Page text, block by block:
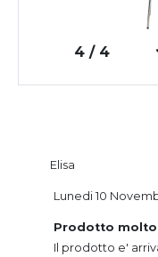
4 / 4
Elisa
Prodotto molto
Il prodotto e'
Lunedi 10